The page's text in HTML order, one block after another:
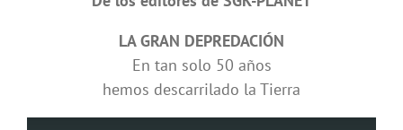
LA GRAN DEPREDACIÓN
En tan solo 50 años
hemos descarrilado la Tierra